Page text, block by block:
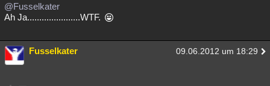
@Fusselkater
Ah Ja......................WTF.
Fusselkater 09.06.2012 um 18:29